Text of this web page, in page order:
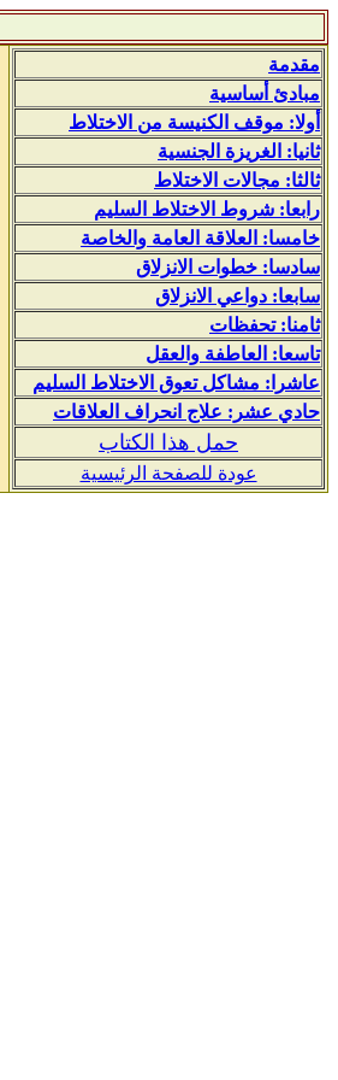
مقدمة
مبادئ أساسية
أولا: موقف الكنيسة من الاختلاط
ثانيا: الغريزة الجنسية
ثالثا: مجالات الاختلاط
رابعا: شروط الاختلاط السليم
خامسا: العلاقة العامة والخاصة
سادسا: خطوات الانزلاق
سابعا: دواعي الانزلاق
ثامنا: تحفظات
تاسعا: العاطفة والعقل
عاشرا: مشاكل تعوق الاختلاط السليم
حادي عشر: علاج انحراف العلاقات
حمل هذا الكتاب
عودة للصفحة الرئيسية